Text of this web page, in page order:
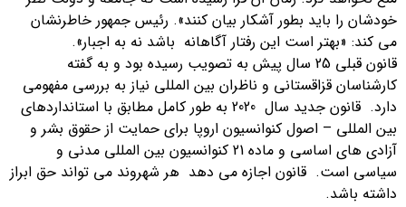
خودشان را باید بطور آشکار بیان كنند». رئیس جمهور خاطرنشان
می کند: «بهتر است این رفتار آگاهانه باشد نه به اجبار».
قانون قبلی 25 سال پیش به تصویب رسیده بود و به گفته
کارشناسان قزاقستانی و ناظران بین المللی نیاز به بررسی مفهومی
دارد. قانون جدید سال 2020 به طور کامل مطابق با استانداردهای
بین المللی – اصول کنوانسیون اروپا برای حمایت از حقوق بشر و
آزادی های اساسی و ماده 21 کنوانسیون بین المللی مدنی و
سیاسی است. قانون اجازه می دهد هر شهروند می تواند حق ابراز
داشته باشد.